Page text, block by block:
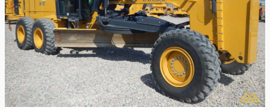
Mon compte
Connexion
Créer un compte
Mode nuit